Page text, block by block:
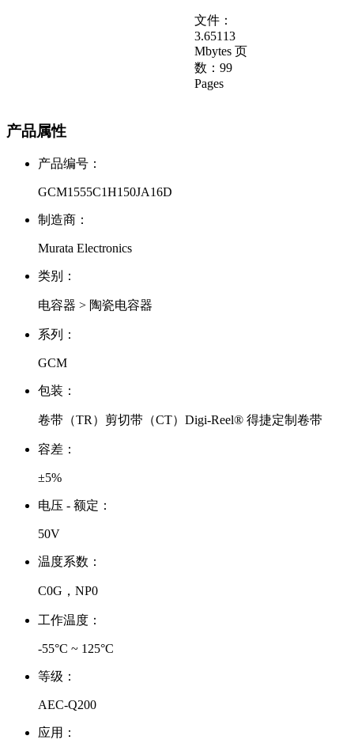
文件：
3.65113
Mbytes 页
数： 99
Pages
产品属性
产品编号：
GCM1555C1H150JA16D
制造商：
Murata Electronics
类别：
电容器 > 陶瓷电容器
系列：
GCM
包装：
卷带（TR）剪切带（CT）Digi-Reel® 得捷定制卷带
容差：
±5%
电压 - 额定：
50V
温度系数：
C0G，NP0
工作温度：
-55°C ~ 125°C
等级：
AEC-Q200
应用：